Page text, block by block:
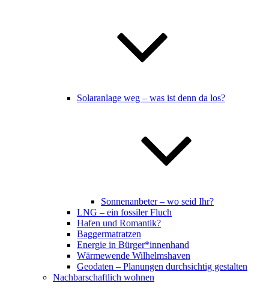
Solaranlage weg – was ist denn da los?
Sonnenanbeter – wo seid Ihr?
LNG – ein fossiler Fluch
Hafen und Romantik?
Baggermatratzen
Energie in Bürger*innenhand
Wärmewende Wilhelmshaven
Geodaten – Planungen durchsichtig gestalten
Nachbarschaftlich wohnen